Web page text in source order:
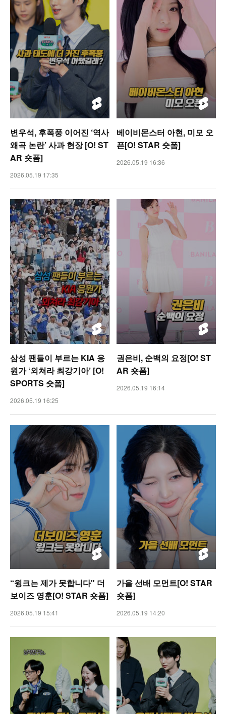
변우석, 후폭풍 이어진 ‘역사
왜곡 논란’ 사과 현장 [O! ST
AR 숏폼]
2026.05.19 17:35
베이비몬스터 아현, 미모 오
픈[O! STAR 숏폼]
2026.05.19 16:36
삼성 팬들이 부르는 KIA 응
원가 ‘외쳐라 최강기아’ [O!
SPORTS 숏폼]
2026.05.19 16:25
권은비, 순백의 요정[O! ST
AR 숏폼]
2026.05.19 16:14
“윙크는 제가 못합니다" 더
보이즈 영훈[O! STAR 숏폼]
2026.05.19 15:41
가을 선배 모먼트[O! STAR
숏폼]
2026.05.19 14:20